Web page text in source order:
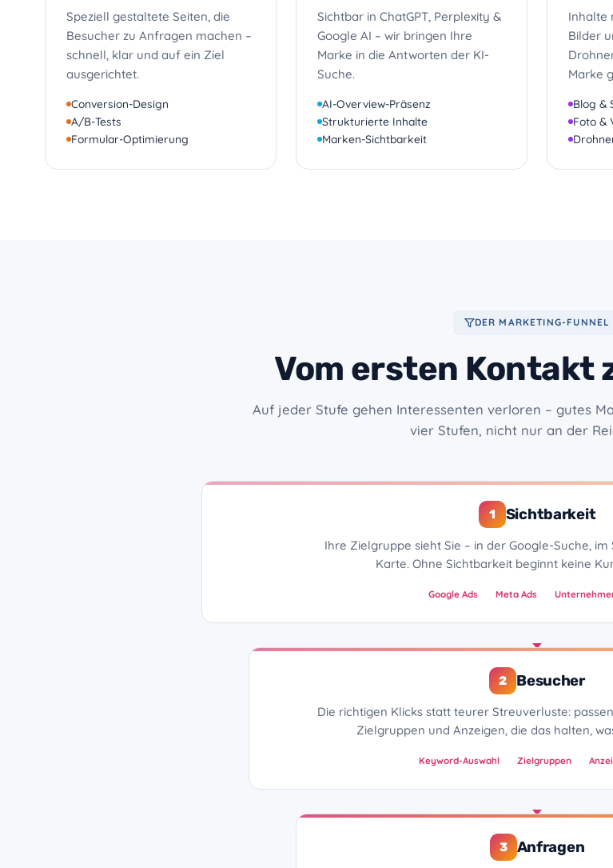
Speziell gestaltete Seiten, die
Besucher zu Anfragen machen –
schnell, klar und auf ein Ziel
ausgerichtet.
Conversion-Design
A/B-Tests
Formular-Optimierung
Sichtbar in ChatGPT, Perplexity &
Google AI – wir bringen Ihre
Marke in die Antworten der KI-
Suche.
AI-Overview-Präsenz
Strukturierte Inhalte
Marken-Sichtbarkeit
Inhalte
Bilder
Marke
Blog &
Foto &
DER MARKETING-FUNNEL
Vom ersten Kontakt
Auf jeder Stufe gehen Interessenten verloren – gutes
vier Stufen, nicht nur an der
1 Sichtbarkeit
Ihre Zielgruppe sieht Sie – in der Google-Suche,
Karte. Ohne Sichtbarkeit beginnt keine
Google Ads Meta Ads
2 Besucher
Die richtigen Klicks statt teurer Streuverluste:
Zielgruppen und Anzeigen, die das halten,
Keyword-Auswahl Zielgruppen
3 Anfragen